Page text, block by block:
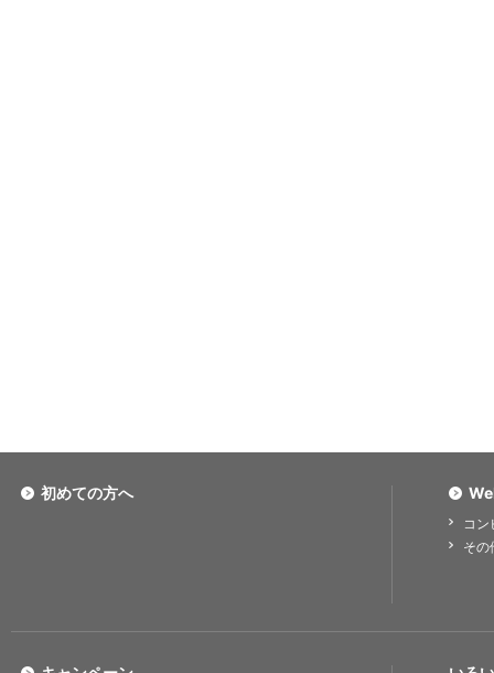
初めての方へ
コ
その